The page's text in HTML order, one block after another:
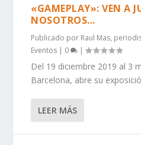
«GAMEPLAY»: VEN A
NOSOTROS…
Publicado por Raul Mas,
Eventos | 0 |
Del 19 diciembre 2019 al 3
Barcelona, abre su
LEER MÁS